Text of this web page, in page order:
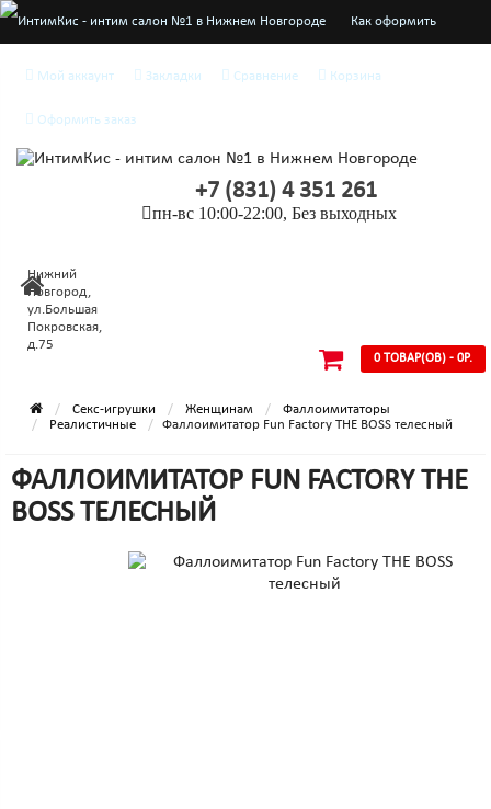
Как оформить
Доставка и оплата
Конфиденциальность
Мой аккаунт Закладки Сравнение Корзина
Оформить заказ
+7 (831) 4 351 261
пн-вс 10:00-22:00, Без выходных
Нижний
Новгород,
ул.Большая
Покровская,
д.75
0 ТОВАР(ОВ) - 0Р.
Секс-игрушки Женщинам
Фаллоимитаторы
Реалистичные
Фаллоимитатор Fun Factory THE BOSS телесный
ФАЛЛОИМИТАТОР FUN FACTORY THE
BOSS ТЕЛЕСНЫЙ